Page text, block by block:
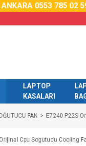
0553 785 02 59
LAPTOP
KASALARI
FAN E7240 P22S